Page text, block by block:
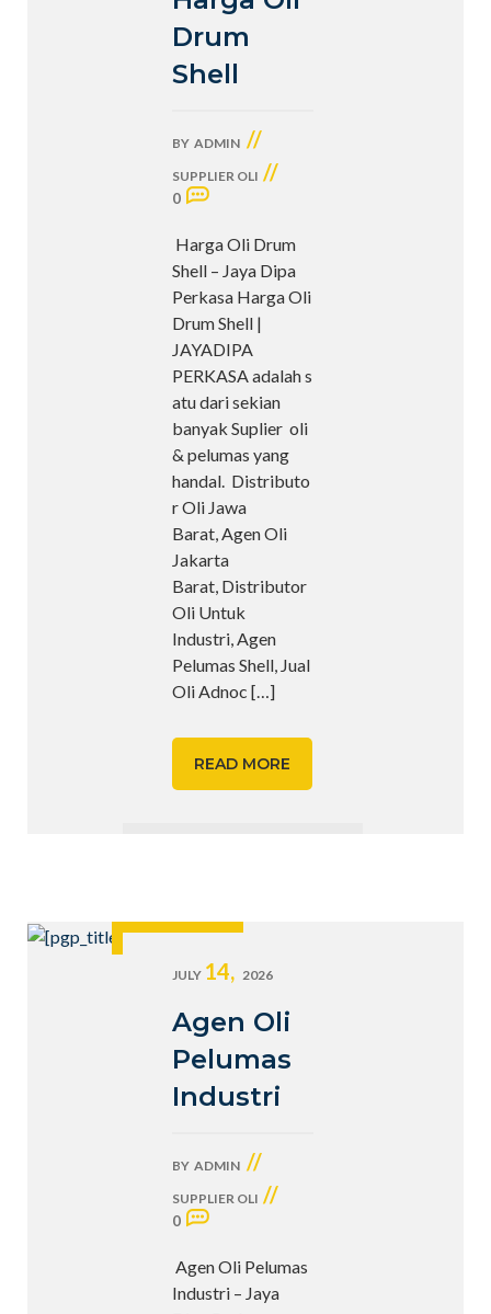
Drum
Shell
BY ADMIN //
SUPPLIER OLI //
0
Harga Oli Drum
Shell – Jaya Dipa
Perkasa Harga Oli
Drum Shell |
JAYADIPA
PERKASA adalah s
atu dari sekian
banyak Suplier oli
& pelumas yang
handal. Distributo
r Oli Jawa
Barat, Agen Oli
Jakarta
Barat, Distributor
Oli Untuk
Industri, Agen
Pelumas Shell, Jual
Oli Adnoc […]
READ MORE
JULY 14, 2026
Agen Oli
Pelumas
Industri
BY ADMIN //
SUPPLIER OLI //
0
Agen Oli Pelumas
Industri – Jaya